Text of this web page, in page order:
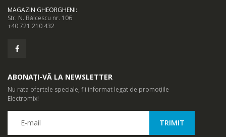
MAGAZIN GHEORGHENI:
Str. N. Bălcescu nr. 106
+40 721 210 432
ABONAȚI-VĂ LA NEWSLETTER
Nu rata ofertele speciale, fii informat legat de promoțiile
Electromix!